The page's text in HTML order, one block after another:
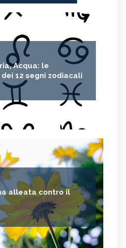
Acqua: le
12 segni zodiacali
alleata contro il